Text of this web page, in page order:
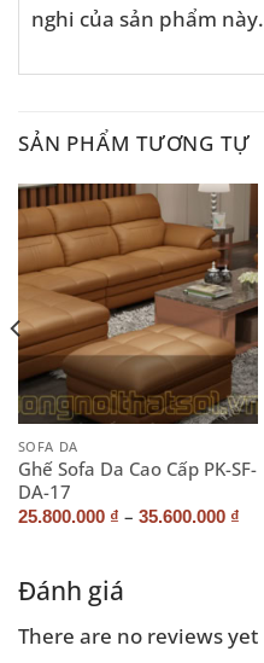
nghi của sản phẩm này.
SẢN PHẨM TƯƠNG TỰ
SOFA DA
Ghế Sofa Da Cao Cấp PK-SF-
DA-17
25.800.000 ₫ – 35.600.000 ₫
Đánh giá
There are no reviews yet